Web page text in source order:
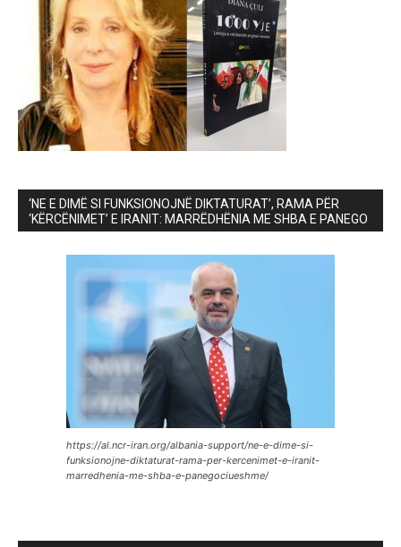
‘NE E DIMË SI FUNKSIONOJNË DIKTATURAT’, RAMA PËR
‘KËRCËNIMET’ E IRANIT: MARRËDHËNIA ME SHBA E PANEGO
https://al.ncr-iran.org/albania-support/ne-e-dime-si-
funksionojne-diktaturat-rama-per-kercenimet-e-iranit-
marredhenia-me-shba-e-panegociueshme/